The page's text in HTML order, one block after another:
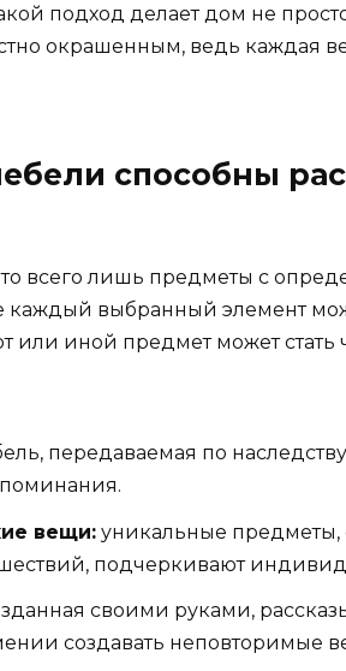
подход делает дом не
окрашенным, ведь каждая
способны
всего лишь предметы с
выбранный элемент
или иной предмет может стать
передаваемая по
вещи: уникальные предметы,
подчеркивают
своими руками,
создавать неповторимые